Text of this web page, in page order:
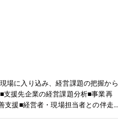
場に入り込み、経営課題の把握から
支援先企業の経営課題分析■事業再
支援■経営者・現場担当者との伴走